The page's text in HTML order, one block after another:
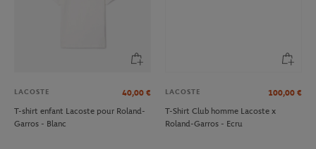
LACOSTE 40,00 €
T-shirt enfant Lacoste pour Roland-
Garros - Blanc
LACOSTE 100,00 €
T-Shirt Club homme Lacoste x
Roland-Garros - Ecru